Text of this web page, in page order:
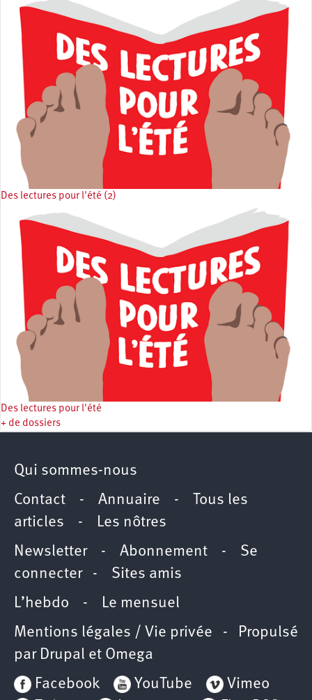
Des lectures pour l'été (2)
Des lectures pour l'été
+ de dossiers
Qui sommes-nous
Contact - Annuaire -
Tous les
articles - Les nôtres
Newsletter- Abonnement - Se
connecter- Sites amis
L’hebdo - Le mensuel
Mentions légales / Vie privée - Propulsé
par Drupal et Omega
Facebook
YouTube
Vimeo